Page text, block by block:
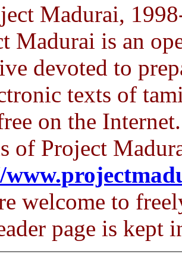
Madurai,
Madurai is an
devoted to
texts of
on the Internet.
of Project
welcome to
page is kept